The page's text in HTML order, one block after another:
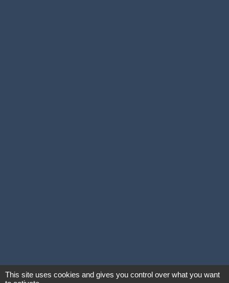
This site uses cookies and gives you control over what you want